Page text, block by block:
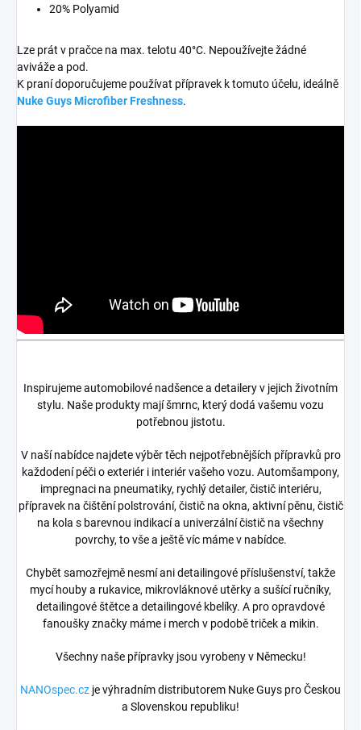
20% Polyamid
Lze prát v pračce na max. telotu 40°C. Nepoužívejte žádné
aviváže a pod.
K praní doporučujeme používat přípravek k tomuto účelu, ideálně
Nuke Guys Microfiber Freshness.
Inspirujeme automobilové nadšence a detailery v jejich životním
stylu. Naše produkty mají šmrnc, který dodá vašemu vozu
potřebnou jistotu.
V naší nabídce najdete výběr těch nejpotřebnějších přípravků pro
každodení péči o exteriér i interiér vašeho vozu. Automšampony,
impregnaci na pneumatiky, rychlý detailer, čistič interiéru,
přípravek na čištění polstrování, čistič na okna, aktivní pěnu, čistič
na kola s barevnou indikací a univerzální čistič na všechny
povrchy, to vše a ještě víc máme v nabídce.
Chybět samozřejmě nesmí ani detailingové příslušenství, takže
mycí houby a rukavice, mikrovláknové utěrky a sušící ručníky,
detailingové štětce a detailingové kbelíky. A pro opravdové
fanoušky značky máme i merch v podobě triček a mikin.
Všechny naše přípravky jsou vyrobeny v Německu!
NANOspec.cz je výhradním distributorem Nuke Guys pro Českou
a Slovenskou republiku!